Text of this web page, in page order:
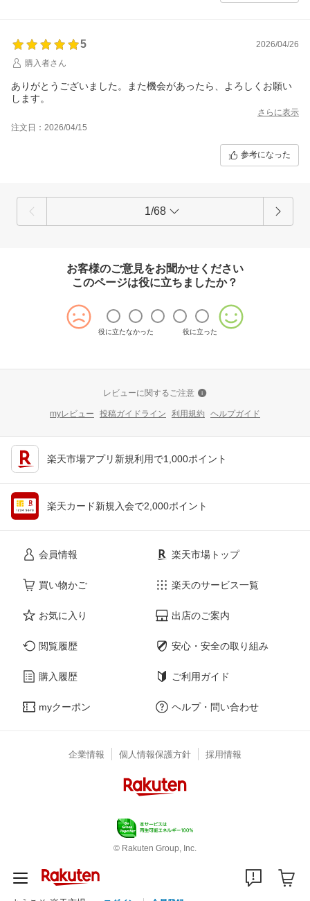
5
2026/04/26
購入者さん
ありがとうございました。また機会があったら、よろしくお願い
します。
さらに表示
注文日：2026/04/15
参考になった
1/68
お客様のご意見をお聞かせください
このページは役に立ちましたか？
役に立たなかった 役に立った
レビューに関するご注意
myレビュー 投稿ガイドライン 利用規約 ヘルプガイド
楽天市場アプリ新規利用で1,000ポイント
楽天カード新規入会で2,000ポイント
会員情報
買い物かご
お気に入り
閲覧履歴
購入履歴
myクーポン
楽天市場トップ
楽天のサービス一覧
出店のご案内
安心・安全の取り組み
ご利用ガイド
ヘルプ・問い合わせ
企業情報 個人情報保護方針 採用情報
© Rakuten Group, Inc.